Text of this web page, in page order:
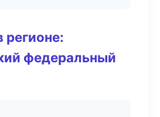
регионе:
федеральный